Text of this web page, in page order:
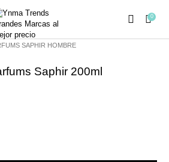
0
SAPHIR HOMBRE
Saphir 200ml